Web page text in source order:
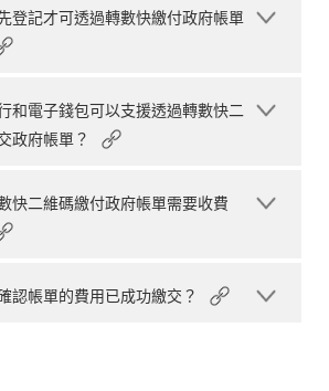
登記才可透過轉數快繳付政府帳單
和電子錢包可以支援透過轉數快二
政府帳單？
快二維碼繳付政府帳單需要收費
認帳單的費用已成功繳交？